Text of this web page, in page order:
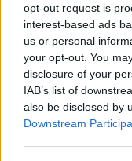
opt-out request is
interest-based ads
us or personal
your opt-out. You
disclosure of your
IAB’s list of
also be disclosed by
Downstream
Metalik
Digitalna klima
Komande na volanu
Navigacija
Touch screen (ekran)